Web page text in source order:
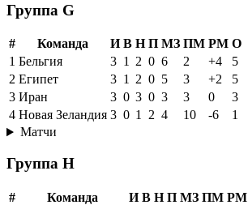
Группа G
# Команда И В Н П МЗ ПМ РМ О
1 Бельгия 3 1 2 0 6 2 +4
5
2 Египет 3 1 2 0 5 3 +2
5
3 Иран 3 0 3 0 3 3 0
3
4 Новая Зеландия 3 0 1 2 4 10 -6
1
Матчи
Группа H
# Команда И В Н П МЗ ПМ РМ